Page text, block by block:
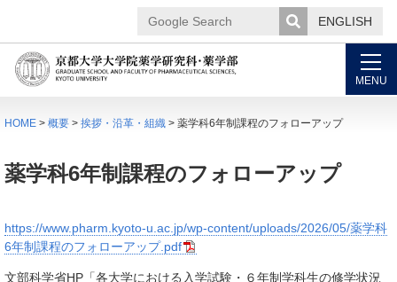
Google
ENGLISH
MENU
HOME > 概要 > 挨拶・沿革・組織 > 薬学科6年制課程のフォローアップ
薬学科6年制課程のフォローアップ
https://www.pharm.kyoto-u.ac.jp/wp-content/uploads/2026/05/薬学科
6年制課程のフォローアップ.pdf
文部科学省HP 「各大学における入学試験・６年制学科生の修学状況